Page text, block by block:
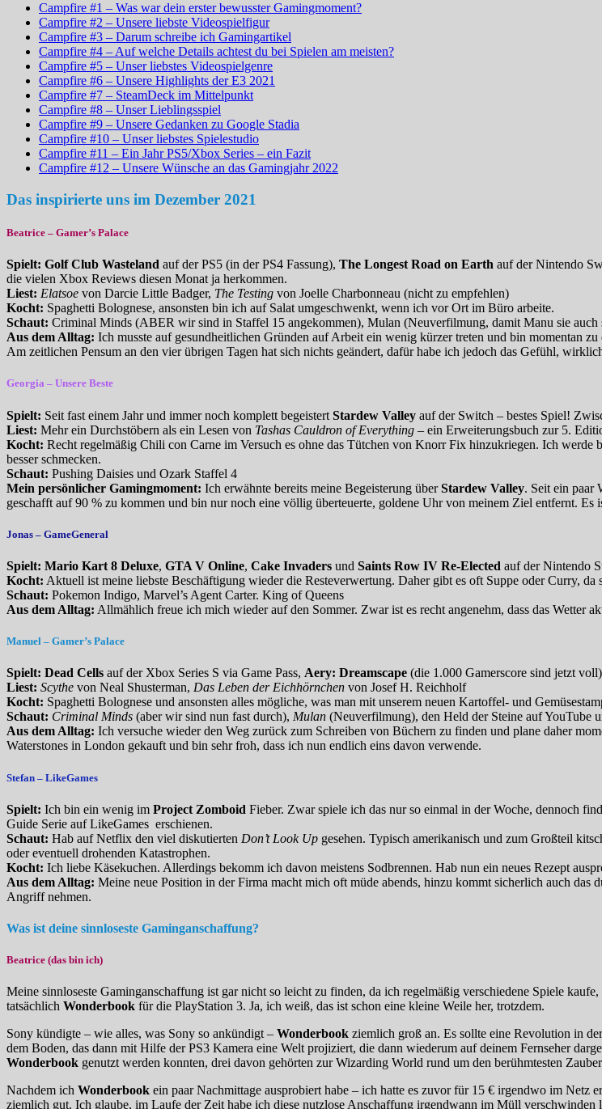
Campfire #1 – Was war dein erster bewusster Gamingmoment?
Campfire #2 – Unsere liebste Videospielfigur
Campfire #3 – Darum schreibe ich Gamingartikel
Campfire #4 – Auf welche Details achtest du bei Spielen am meisten?
Campfire #5 – Unser liebstes Videospielgenre
Campfire #6 – Unsere Highlights der E3 2021
Campfire #7 – SteamDeck im Mittelpunkt
Campfire #8 – Unser Lieblingsspiel
Campfire #9 – Unsere Gedanken zu Google Stadia
Campfire #10 – Unser liebstes Spielestudio
Campfire #11 – Ein Jahr PS5/Xbox Series – ein Fazit
Campfire #12 – Unsere Wünsche an das Gamingjahr 2022
Das inspirierte uns im Dezember 2021
Beatrice – Gamer’s Palace
Spielt: Golf Club Wasteland auf der PS5 (in der PS4 Fassung), The Longest Road on Earth auf der Nintendo
die vielen Xbox Reviews diesen Monat ja herkommen.
Liest: Elatsoe von Darcie Little Badger, The Testing von Joelle Charbonneau (nicht zu empfehlen)
Kocht: Spaghetti Bolognese, ansonsten bin ich auf Salat umgeschwenkt, wenn ich vor Ort im Büro arbeite.
Schaut: Criminal Minds (ABER wir sind in Staffel 15 angekommen), Mulan (Neuverfilmung, damit Manu sie auch
Aus dem Alltag: Ich musste auf gesundheitlichen Gründen auf Arbeit ein wenig kürzer treten und bin momentan
Am zeitlichen Pensum an den vier übrigen Tagen hat sich nichts geändert, dafür habe ich jedoch das Gefühl,
Georgia – Unsere Beste
Spielt: Seit fast einem Jahr und immer noch komplett begeistert Stardew Valley auf der Switch – bestes Spiel!
Liest: Mehr ein Durchstöbern als ein Lesen von Tashas Cauldron of Everything – ein Erweiterungsbuch zur 5.
Kocht: Recht regelmäßig Chili con Carne im Versuch es ohne das Tütchen von Knorr Fix hinzukriegen. Ich
besser schmecken.
Schaut: Pushing Daisies und Ozark Staffel 4
Mein persönlicher Gamingmoment: Ich erwähnte bereits meine Begeisterung überStardew Valley. Seit ein paar
geschafft auf 90 % zu kommen und bin nur noch eine völlig überteuerte, goldene Uhr von meinem Ziel entfernt. Es
Jonas – GameGeneral
Spielt: Mario Kart 8 Deluxe, GTA V Online, Cake Invaders und Saints Row IV Re-Elected auf der Nintendo
Kocht: Aktuell ist meine liebste Beschäftigung wieder die Resteverwertung. Daher gibt es oft Suppe oder Curry, da
Schaut: Pokemon Indigo, Marvel’s Agent Carter. King of Queens
Aus dem Alltag: Allmählich freue ich mich wieder auf den Sommer. Zwar ist es recht angenehm, dass das Wetter
Manuel – Gamer’s Palace
Spielt: Dead Cells auf der Xbox Series S via Game Pass, Aery: Dreamscape (die 1.000 Gamerscore sind jetzt
Liest: Scythe von Neal Shusterman, Das Leben der Eichhörnchen von Josef H. Reichholf
Kocht: Spaghetti Bolognese und ansonsten alles mögliche, was man mit unserem neuen Kartoffel- und
Schaut: Criminal Minds (aber wir sind nun fast durch), Mulan (Neuverfilmung), den Held der Steine auf YouTube
Aus dem Alltag: Ich versuche wieder den Weg zurück zum Schreiben von Büchern zu finden und plane daher
Waterstones in London gekauft und bin sehr froh, dass ich nun endlich eins davon verwende.
Stefan – LikeGames
Spielt: Ich bin ein wenig im Project Zomboid Fieber. Zwar spiele ich das nur so einmal in der Woche, dennoch
Guide Serie auf LikeGames erschienen.
Schaut: Hab auf Netflix den viel diskutierten Don’t Look Up gesehen. Typisch amerikanisch und zum Großteil
oder eventuell drohenden Katastrophen.
Kocht: Ich liebe Käsekuchen. Allerdings bekomm ich davon meistens Sodbrennen. Hab nun ein neues Rezept
Aus dem Alltag: Meine neue Position in der Firma macht mich oft müde abends, hinzu kommt sicherlich auch
Angriff nehmen.
Was ist deine sinnloseste Gaminganschaffung?
Beatrice (das bin ich)
Meine sinnloseste Gaminganschaffung ist gar nicht so leicht zu finden, da ich regelmäßig verschiedene Spiele
tatsächlich Wonderbook für die PlayStation 3. Ja, ich weiß, das ist schon eine kleine Weile her, trotzdem.
Sony kündigte – wie alles, was Sony so ankündigt – Wonderbook ziemlich groß an. Es sollte eine Revolution in
dem Boden, das dann mit Hilfe der PS3 Kamera eine Welt projiziert, die dann wiederum auf deinem Fernseher
Wonderbook genutzt werden konnten, drei davon gehörten zur Wizarding World rund um den berühmtesten
Nachdem ich Wonderbook ein paar Nachmittage ausprobiert habe – ich hatte es zuvor für 15 € irgendwo im Netz
ziemlich gut. Ich glaube, im Laufe der Zeit habe ich diese nutzlose Anschaffung irgendwann im Müll